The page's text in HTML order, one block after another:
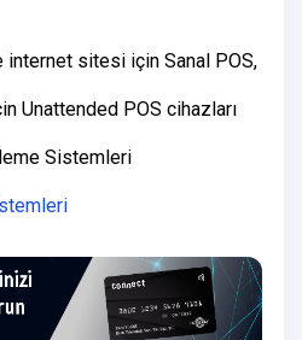
internet sitesi için Sanal POS,
Unattended POS cihazları
Sistemleri